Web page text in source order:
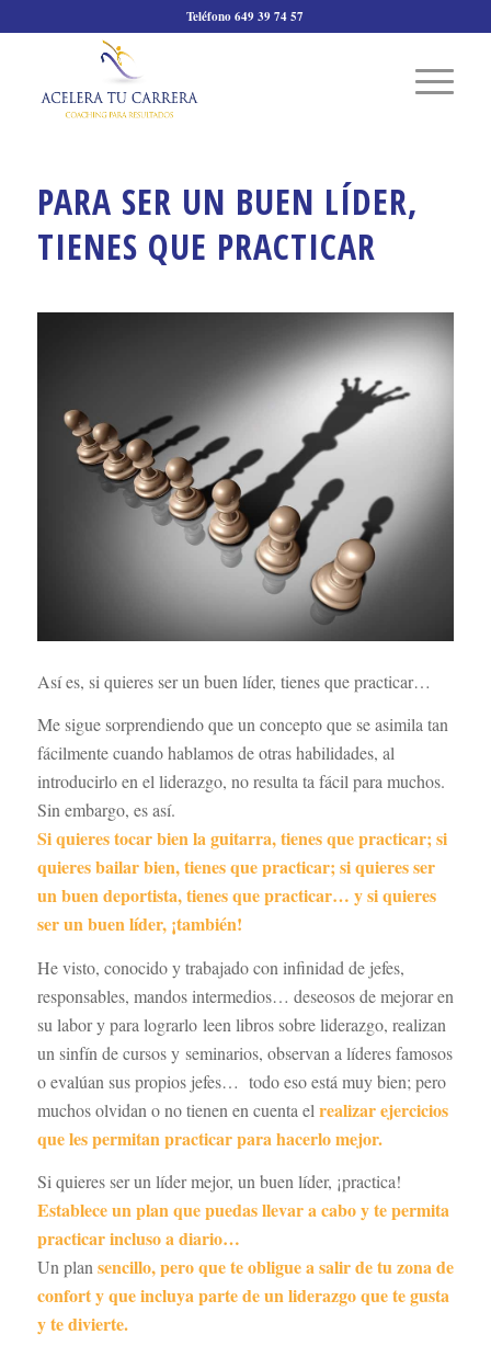
Teléfono 649 39 74 57
PARA SER UN BUEN LÍDER,
TIENES QUE PRACTICAR
Así es, si quieres ser un buen líder, tienes que practicar…
Me sigue sorprendiendo que un concepto que se asimila tan
fácilmente cuando hablamos de otras habilidades, al
introducirlo en el liderazgo, no resulta ta fácil para muchos.
Sin embargo, es así.
Si quieres tocar bien la guitarra, tienes que practicar; si
quieres bailar bien, tienes que practicar; si quieres ser
un buen deportista, tienes que practicar… y si quieres
ser un buen líder, ¡también!
He visto, conocido y trabajado con infinidad de jefes,
responsables, mandos intermedios… deseosos de mejorar en
su labor y para lograrlo leen libros sobre liderazgo, realizan
un sinfín de cursos y seminarios, observan a líderes famosos
o evalúan sus propios jefes… todo eso está muy bien; pero
muchos olvidan o no tienen en cuenta el realizar ejercicios
que les permitan practicar para hacerlo mejor.
Si quieres ser un líder mejor, un buen líder, ¡practica!
Establece un plan que puedas llevar a cabo y te permita
practicar incluso a diario…
Un plansencillo, pero que te obligue a salir de tu zona de
confort y que incluya parte de un liderazgo que te gusta
y te divierte.